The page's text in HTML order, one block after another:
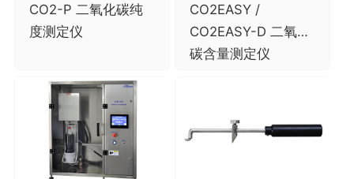
CO2-P 二氧化碳纯
度测定仪
CO2EASY /
CO2EASY-D 二氧化
碳含量测定仪